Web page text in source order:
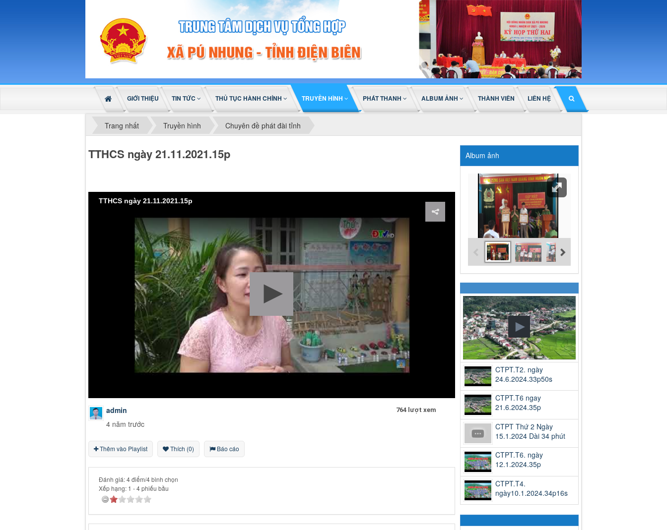
GIỚI THIỆU TIN TỨC THỦ TỤC HÀNH CHÍNH TRUYỀN HÌNH PHÁT THANH ALBUM ẢNH THÀNH VIÊN LIÊN HỆ
Trang nhất Truyền hình Chuyên đề phát đài tỉnh
TTHCS ngày 21.11.2021.15p
TTHCS ngày 21.11.2021.15p
admin
4 năm trước
764 lượt xem
Thêm vào Playlist Thích (0) Báo cáo
Đánh giá: 4 điểm/4 bình chọn
Xếp hạng: 1 -4phiếu bầu
Album ảnh
CTPT.T2. ngày
24.6.2024.33p50s
CTPT.T6 ngay
21.6.2024.35p
CTPT Thứ 2 Ngày
15.1.2024 Dài 34 phút
CTPT.T6. ngày
12.1.2024.35p
CTPT.T4.
ngày10.1.2024.34p16s